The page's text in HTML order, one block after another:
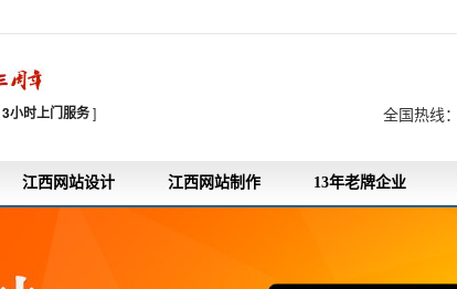
3小时上门服务] 全国热线：
江西网站设计 江西网站制作 13年老牌企业